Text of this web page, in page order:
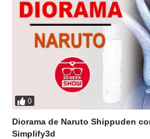
0
Diorama de Naruto Shippuden
Simplify3d